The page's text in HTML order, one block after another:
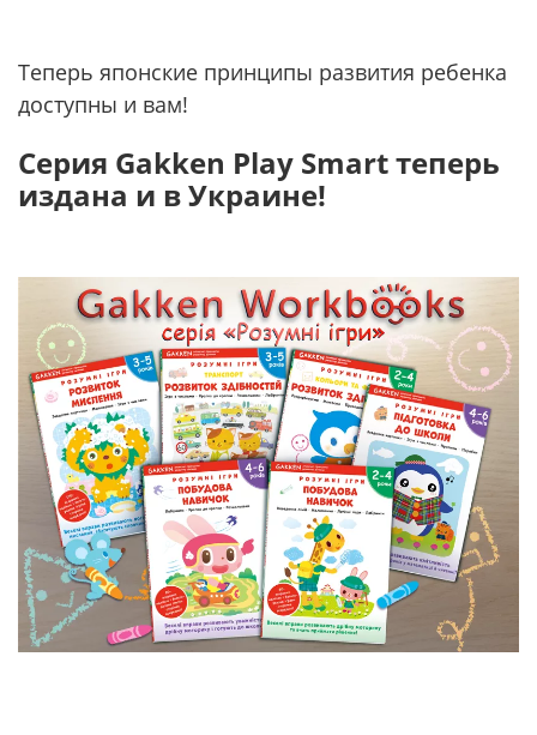
Теперь японские принципы развития ребенка
доступны и вам!
Серия Gakken Play Smart теперь
издана и в Украине!